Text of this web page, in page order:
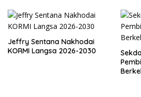
Jeffry Sentana Nakhodai
KORMI Langsa 2026-2030